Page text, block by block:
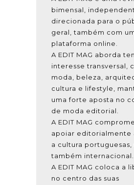
bimensal,
direcionada para o
geral, também com
plataforma online.
A EDIT MAG aborda
interesse transversal,
moda, beleza,
cultura e lifestyle,
uma forte aposta no
de moda editorial.
A EDIT MAG
apoiar editorialmente
a cultura portuguesas,
também internacional.
A EDIT MAG coloca a
no centro das suas